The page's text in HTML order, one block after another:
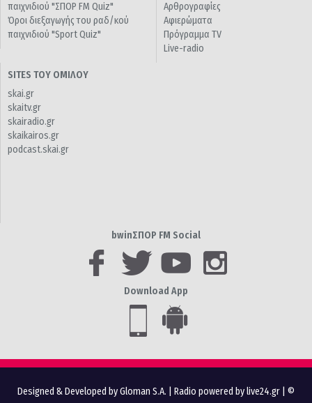
παιχνιδιού "ΣΠΟΡ FM Quiz"
Όροι διεξαγωγής του ραδ/κού
παιχνιδιού "Sport Quiz"
Αρθρογραφίες
Αφιερώματα
Πρόγραμμα TV
Live-radio
SITES ΤΟΥ ΟΜΙΛΟΥ
skai.gr
skaitv.gr
skairadio.gr
skaikairos.gr
podcast.skai.gr
bwinΣΠΟΡ FM Social
Download App
Designed & Developed by Gloman S.A. Radio powered by live24.gr | ©